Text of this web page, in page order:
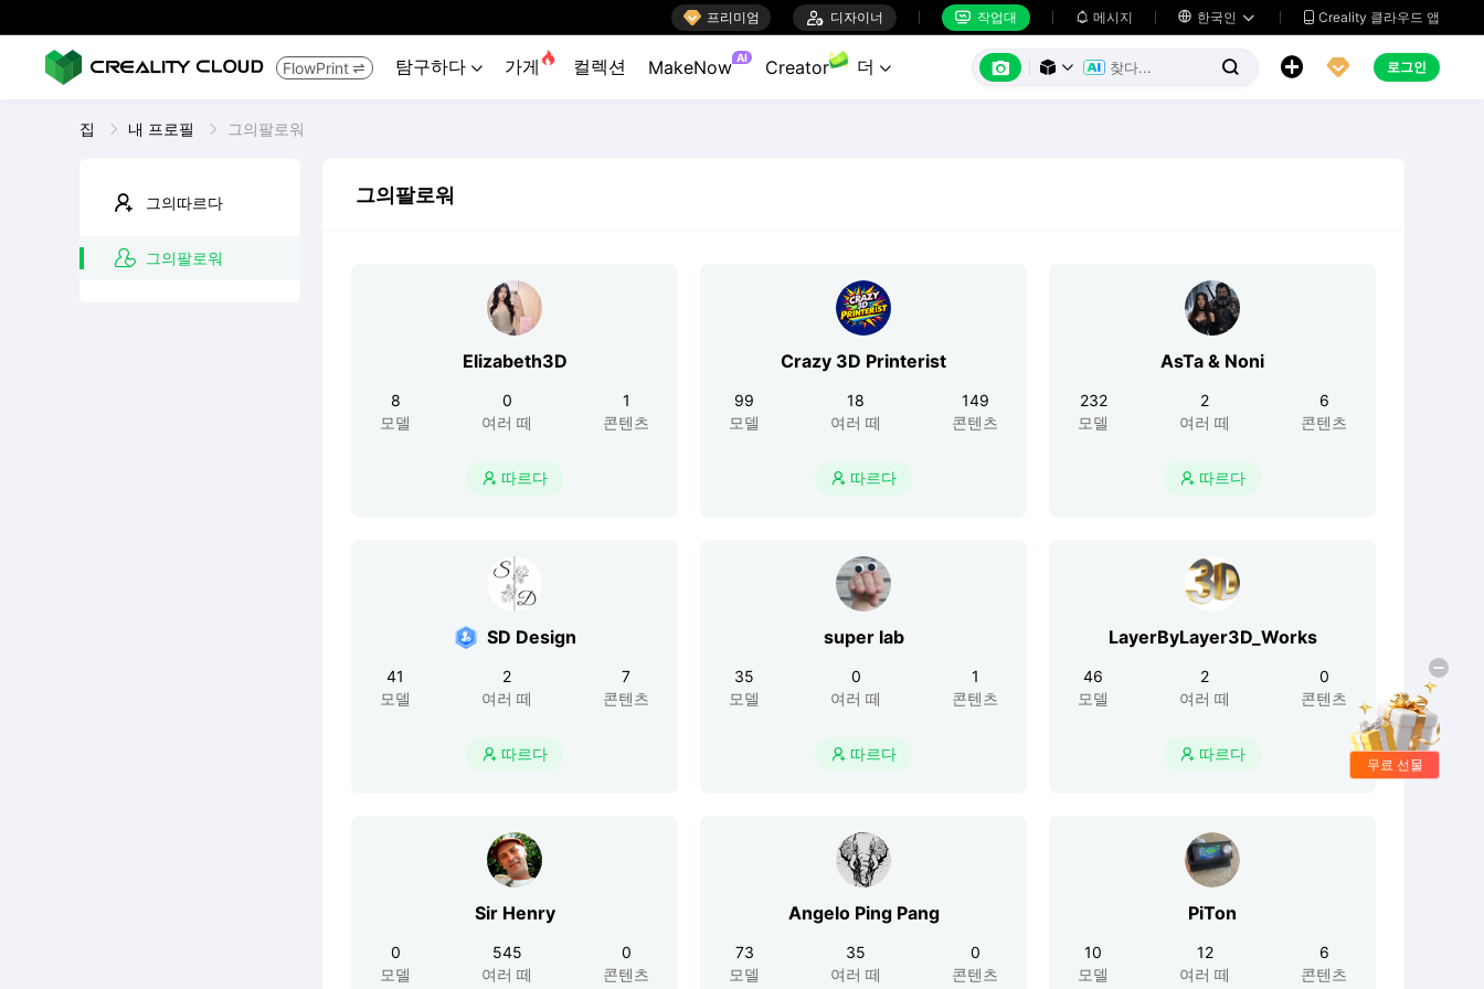
 프리미엄  디자이너  작업대  메시지  한국인   Creality 클라우드 앱
FlowPrint  탐구하다  가게  컬렉션 MakeNow AI Creator 더        로그인
집 내 프로필 그의팔로워
그의따르다
그의팔로워
그의팔로워
Elizabeth3D
8
모델
0
여러 떼
1
콘텐츠
 따르다
Crazy 3D Printerist
99
모델
18
여러 떼
149
콘텐츠
 따르다
AsTa & Noni
232
모델
2
여러 떼
6
콘텐츠
 따르다
SD Design
41
모델
2
여러 떼
7
콘텐츠
 따르다
super lab
35
모델
0
여러 떼
1
콘텐츠
 따르다
LayerByLayer3D_Works
46
모델
2
여러 떼
0
콘텐츠
 따르다
Sir Henry
0
모델
545
여러 떼
0
콘텐츠
Angelo Ping Pang
73
모델
35
여러 떼
0
콘텐츠
PiTon
10
모델
12
여러 떼
6
콘텐츠
무료 선물